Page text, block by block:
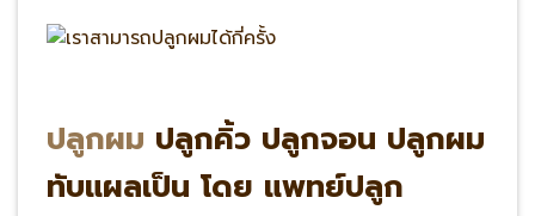
ปลูกผม ปลูกคิ้ว ปลูกจอน ปลูกผม
ทับแผลเป็น โดย แพทย์ปลูก